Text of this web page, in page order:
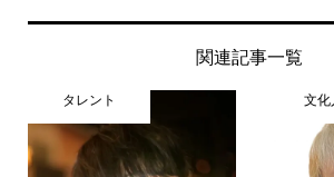
関連記事一覧
タレント 文化